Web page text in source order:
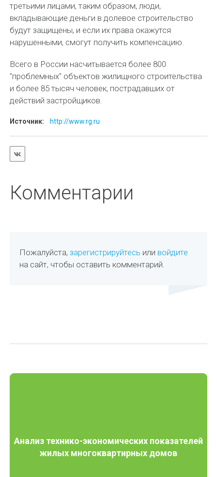
третьими лицами, таким образом, люди,
вкладывающие деньги в долевое строительство
будут защищены, и если их права окажутся
нарушенными, смогут получить компенсацию.
Всего в России насчитывается более 800
"проблемных" объектов жилищного строительства
и более 85 тысяч человек, пострадавших от
действий застройщиков.
Источник: http://www.rg.ru
Комментарии
Пожалуйста,зарегистрируйтесь или войдите
на сайт, чтобы оставить комментарий.
Анализ технико-экономических показателей
жилых многоквартирных домов